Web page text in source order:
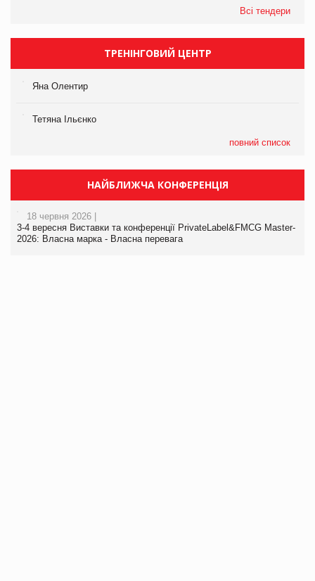
Всі тендери
ТРЕНІНГОВИЙ ЦЕНТР
Яна Олентир
Тетяна Ільєнко
повний список
НАЙБЛИЖЧА КОНФЕРЕНЦІЯ
18 червня 2026 |
3-4 вересня Виставки та конференції PrivateLabel&FMCG Master-
2026: Власна марка - Власна перевага